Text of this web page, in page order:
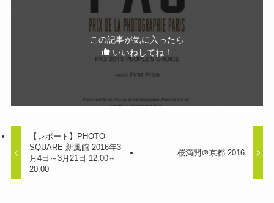
この記事が気に入ったら
いいねしてね！
【レポート】PHOTO
SQUARE 新風館 2016年3
月4日～3月21日 12:00～
20:00
桜満開＠京都 2016